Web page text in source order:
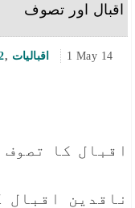
اقبال اور تصوف
, اقبالیات 1 May 14
اقبال کا
ناقدین اقبال